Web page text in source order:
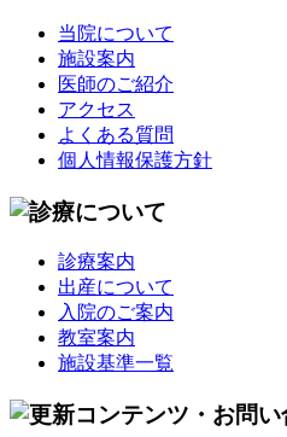
当院について
施設案内
医師のご紹介
アクセス
よくある質問
個人情報保護方針
診療案内
出産について
入院のご案内
教室案内
施設基準一覧